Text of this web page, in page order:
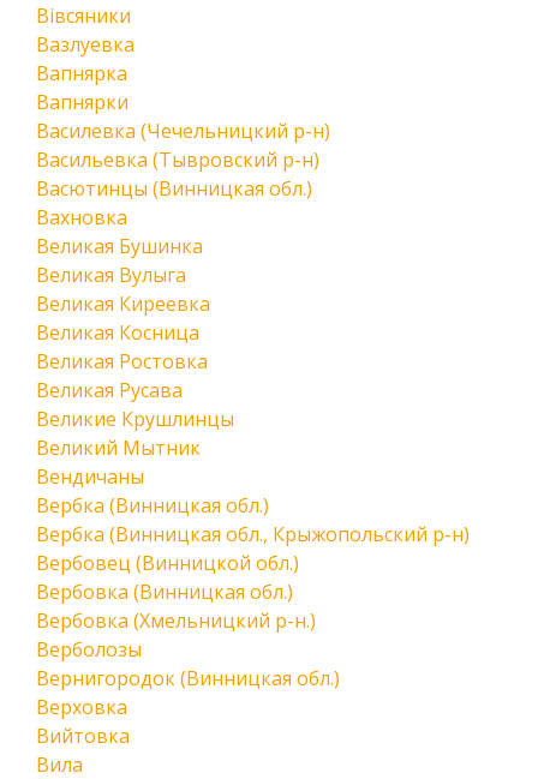
Вівсяники
Вазлуевка
Вапнярка
Вапнярки
Василевка (Чечельницкий р-н)
Васильевка (Тывровский р-н)
Васютинцы (Винницкая обл.)
Вахновка
Великая Бушинка
Великая Вулыга
Великая Киреевка
Великая Косница
Великая Ростовка
Великая Русава
Великие Крушлинцы
Великий Мытник
Вендичаны
Вербка (Винницкая обл.)
Вербка (Винницкая обл., Крыжопольский р-н)
Вербовец (Винницкой обл.)
Вербовка (Винницкая обл.)
Вербовка (Хмельницкий р-н.)
Верболозы
Вернигородок (Винницкая обл.)
Верховка
Вийтовка
Вила